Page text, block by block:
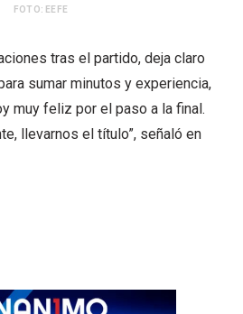
FOTO: EEFE
tras el partido, deja claro
sumar minutos y experiencia,
muy feliz por el paso a la final.
llevarnos el título”, señaló en